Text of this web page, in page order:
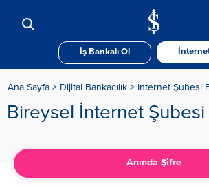
İş Bankalı Ol
Ana Sayfa > Dijital Bankacılık > İnternet Şubesi
Bireysel İnternet Şubesi
Anında Şifre